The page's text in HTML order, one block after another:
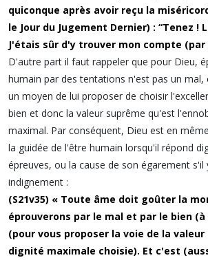
quiconque après avoir reçu la
le Jour du Jugement Dernier) : “Tenez !
J'étais sûr d'y trouver mon compte (par
D'autre part il faut rappeler que pour Dieu,
humain par des tentations n'est pas un mal,
un moyen de lui proposer de choisir
bien et donc la valeur suprême qu'est
maximal. Par conséquent, Dieu est en
la guidée de l'être humain lorsqu'il répond
épreuves, ou la cause de son égarement s'il
indignement :
(S21v35) « Toute âme doit goûter la
éprouverons par le mal et par le bien
(pour vous proposer la voie de la
dignité maximale choisie). Et c'est